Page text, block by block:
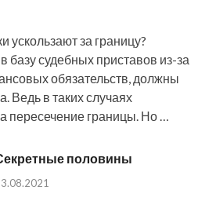
ускользают за границу?
базу судебных приставов из-за
обязательств, должны
Ведь в таких случаях
пересечение границы. Но …
половины